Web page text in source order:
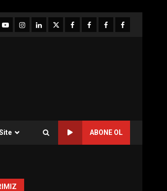
YouTubeInstagram
LinkedIntwitterfacebook-Facebook-
Facebook-Facebook-
ABONE OL